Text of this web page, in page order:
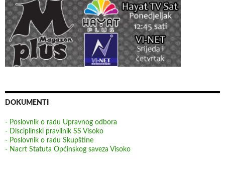
DOKUMENTI
- Poslovnik o radu Upravnog odbora
- Disciplinski pravilnik SS Visoko
- Poslovnik o radu Skupštine
- Nacrt Statuta Općinskog saveza Visoko